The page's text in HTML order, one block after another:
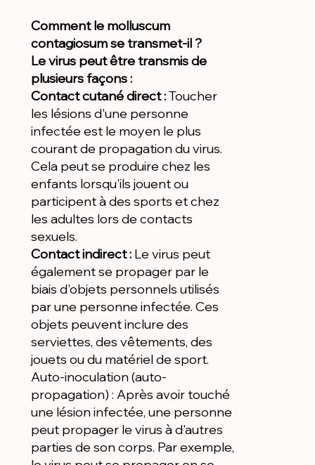
Comment le molluscum
contagiosum se transmet-il ?
Le virus peut être transmis de
plusieurs façons :
Contact cutané direct :Toucher
les lésions d'une personne
infectée est le moyen le plus
courant de propagation du virus.
Cela peut se produire chez les
enfants lorsqu'ils jouent ou
participent à des sports et chez
les adultes lors de contacts
sexuels.
Contact indirect : Le virus peut
également se propager par le
biais d'objets personnels utilisés
par une personne infectée. Ces
objets peuvent inclure des
serviettes, des vêtements, des
jouets ou du matériel de sport.
Auto-inoculation (auto-
propagation) : Après avoir touché
une lésion infectée, une personne
peut propager le virus à d'autres
parties de son corps. Par exemple,